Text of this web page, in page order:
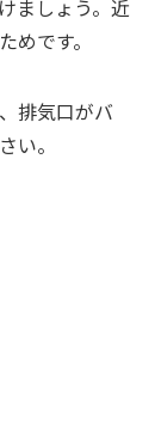
ましょう。近
めです。
排気口がバ
い。